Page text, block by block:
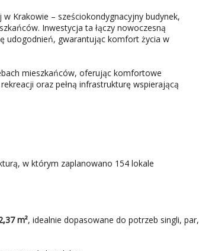
Krakowie – sześciokondygnacyjny budynek,
Inwestycja ta łączy nowoczesną
udogodnień, gwarantując komfort życia w
mieszkańców, oferując komfortowe
oraz pełną infrastrukturę wspierającą
w którym zaplanowano 154 lokale
m², idealnie dopasowane do potrzeb singli, par,